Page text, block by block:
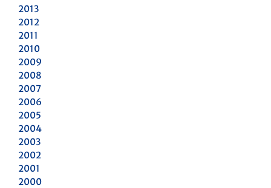
2013
2012
2011
2010
2009
2008
2007
2006
2005
2004
2003
2002
2001
2000